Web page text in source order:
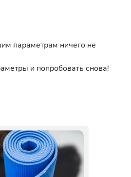
параметрам ничего не
и попробовать снова!